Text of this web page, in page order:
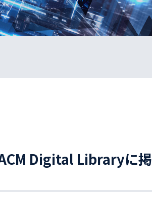
Digital Libraryに掲